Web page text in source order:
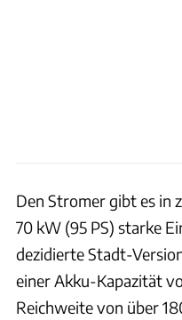
Den Stromer gibt es in
70 kW (95 PS) starke
dezidierte Stadt-
einer Akku-Kapazität
Reichweite von über